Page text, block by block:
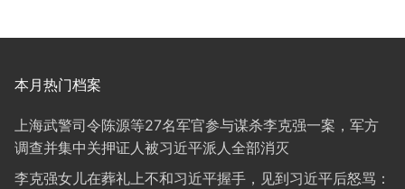
本月热门档案
上海武警司令陈源等27名军官参与谋杀李克强一案，军方
调查并集中关押证人被习近平派人全部消灭
李克强女儿在葬礼上不和习近平握手，见到习近平后怒骂：